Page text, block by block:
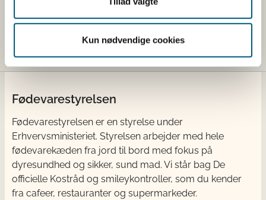
Kun nødvendige cookies
Journalister kan ringe til Fødevarestyrelsens
pressetelefon på 2284 4834.
Fødevarestyrelsen
Fødevarestyrelsen er en styrelse under
Erhvervsministeriet. Styrelsen arbejder med hele
fødevarekæden fra jord til bord med fokus på
dyresundhed og sikker, sund mad. Vi står bag De
officielle Kostråd og smileykontroller, som du kender
fra cafeer, restauranter og supermarkeder.